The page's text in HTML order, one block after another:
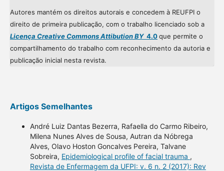
Autores mantém os direitos autorais e concedem à REUFPI o
direito de primeira publicação, com o trabalho licenciado sob a
Licença Creative Commons Attibution BY4.0que permite o
compartilhamento do trabalho com reconhecimento da autoria e
publicação inicial nesta revista.
Artigos Semelhantes
André Luiz Dantas Bezerra, Rafaella do Carmo Ribeiro,
Milena Nunes Alves de Sousa, Autran da Nóbrega
Alves, Olavo Hoston Goncalves Pereira, Talvane
Sobreira, Epidemiological profile of facial trauma ,
Revista de Enfermagem da UFPI: v. 6 n. 2 (2017): Rev